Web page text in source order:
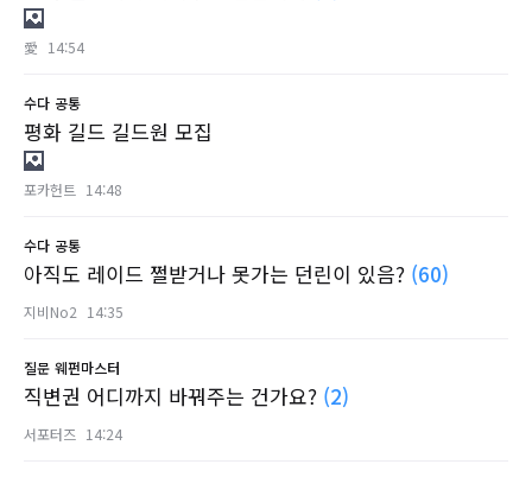
愛 14:54
수다 공통
평화 길드 길드원 모집
포카헌트 14:48
수다 공통
아직도 레이드 쩔받거나 못가는 던린이 있음? (60)
지비No2 14:35
질문 웨펀마스터
직변권 어디까지 바꿔주는 건가요? (2)
서포터즈 14:24